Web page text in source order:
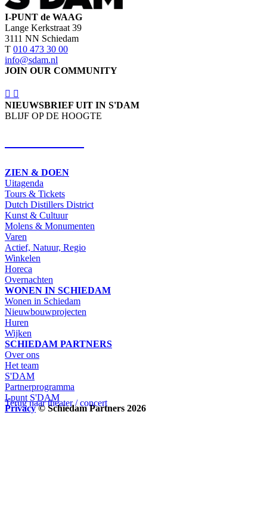
Terug naar theater / concert
I-PUNT de WAAG
Lange Kerkstraat 39
3111 NN Schiedam
T 010 473 30 00
info@sdam.nl
JOIN OUR COMMUNITY
NIEUWSBRIEF UIT IN S'DAM
BLIJF OP DE HOOGTE
ZIEN & DOEN
Uitagenda
Tours & Tickets
Dutch Distillers District
Kunst & Cultuur
Molens & Monumenten
Varen
Actief, Natuur, Regio
Winkelen
Horeca
Overnachten
WONEN IN SCHIEDAM
Wonen in Schiedam
Nieuwbouwprojecten
Huren
Wijken
SCHIEDAM PARTNERS
Over ons
Het team
S'DAM
Partnerprogramma
I-punt S'DAM
Privacy © Schiedam Partners 2026